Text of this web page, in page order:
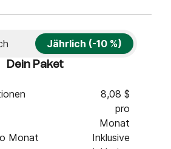
Jährlich (-10 %)
Dein Paket
8,08 $
pro
Monat
Monat
Inklusive